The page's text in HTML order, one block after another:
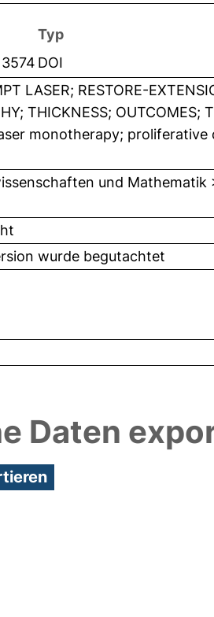
Typ
DOI
LASER; RESTORE-
THICKNESS;
monotherapy;
und Mathematik
wurde begutachtet
Daten